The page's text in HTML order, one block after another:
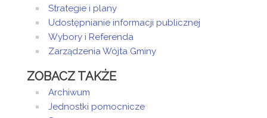
Strategie i plany
Udostępnianie informacji publicznej
Wybory i Referenda
Zarządzenia Wójta Gminy
ZOBACZ TAKŻE
Archiwum
Jednostki pomocnicze